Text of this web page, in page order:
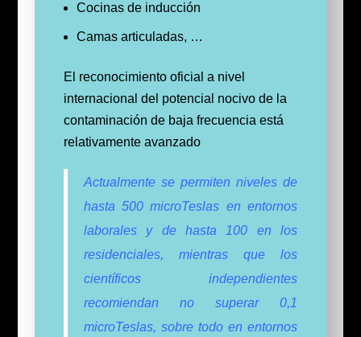
Cocinas de inducción
Camas articuladas, …
El reconocimiento oficial a nivel
internacional del potencial nocivo de la
contaminación de baja frecuencia está
relativamente avanzado
Actualmente se permiten niveles de
hasta 500 microTeslas en entornos
laborales y de hasta 100 en los
residenciales, mientras que los
científicos independientes
recomiendan no superar 0,1
microTeslas, sobre todo en entornos